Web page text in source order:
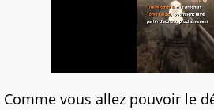
Comme vous allez pouvoir le